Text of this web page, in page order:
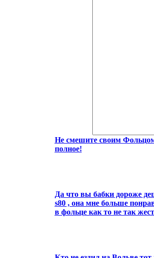
Не смешите своим
полное!
Да что вы бабки дороже
s80 , она мне больше
в фольце как то не так